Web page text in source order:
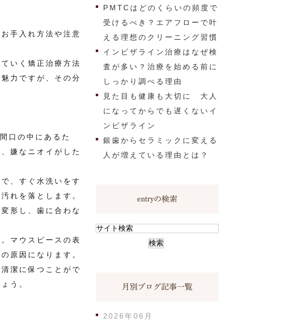
手入れ方法や注意
いく矯正治療方法
力ですが、その分
口の中にあるた
嫌なニオイがした
、すぐ水洗いをす
れを落とします。
形し、歯に合わな
マウスピースの表
原因になります。
潔に保つことがで
う。
PMTCはどのくらいの頻度で
受けるべき？エアフローで叶
える理想のクリーニング習慣
インビザライン治療はなぜ検
査が多い？治療を始める前に
しっかり調べる理由
見た目も健康も大切に 大人
になってからでも遅くないイ
ンビザライン
銀歯からセラミックに変える
人が増えている理由とは？
entryの検索
月別ブログ記事一覧
2026年06月